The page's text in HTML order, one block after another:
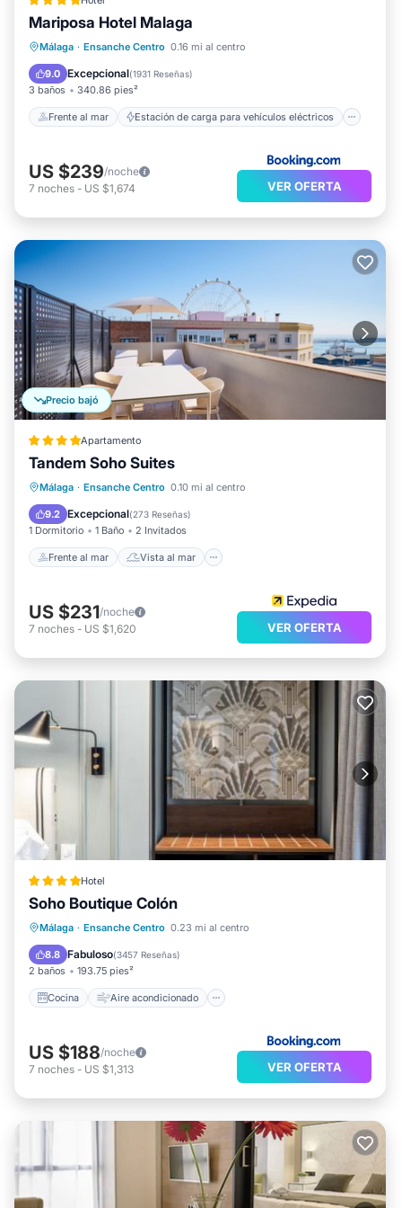
Mariposa Hotel Malaga
Málaga · Ensanche Centro 0.16 mi al centro
9.0 Excepcional(1931 Reseñas)
3 baños 340.86 pies²
Frente al mar Estación de carga para vehículos eléctricos
Frente al mar
Estación de carga para vehículos eléctricos
Aparcamiento
US $239/noche
7 noches - US $1,674 VER OFERTA
Precio bajó
Apartamento
Tandem Soho Suites
Málaga · Ensanche Centro 0.10 mi al centro
9.2 Excepcional(273 Reseñas)
1 Dormitorio 1 Baño 2 Invitados
Frente al mar Vista al mar
Frente al mar Vista al mar
Cocina
US $231/noche
7 noches - US $1,620 VER OFERTA
Hotel
Soho Boutique Colón
Málaga · Ensanche Centro 0.23 mi al centro
8.8 Fabuloso(3457 Reseñas)
2 baños 193.75 pies²
Cocina Aire acondicionado
Cocina Aire acondicionado
Se admiten mascotas
US $188/noche
7 noches - US $1,313 VER OFERTA